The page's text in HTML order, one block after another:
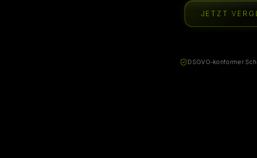
JETZT
DSGVO-konformer